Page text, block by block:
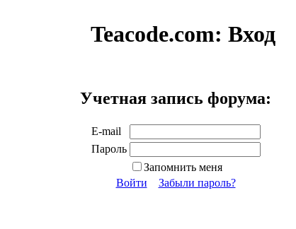
Teacode.com: Вход
Учетная запись форума:
E-mail
Пароль
Запомнить меня
Войти
Забыли пароль?